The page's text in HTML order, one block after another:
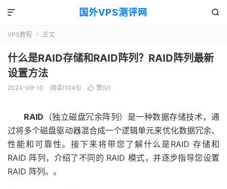
国外VPS测评网 

VPS教程  正文
什么是RAID存储和RAID阵列？RAID阵列最新
设置方法
2024-09-10 阅读(1045)  赞(0)
RAID （独立磁盘冗余阵列）是一种数据存储技术，通
过将多个磁盘驱动器混合成一个逻辑单元来优化数据冗余、
性能和可靠性。接下来将带您了解什么是RAID 存储和
RAID 阵列，介绍了不同的 RAID 模式，并逐步指导您设置
RAID 阵列。。